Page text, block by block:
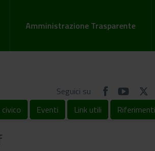
Amministrazione Trasparente
Seguici su
Eventi Link utili